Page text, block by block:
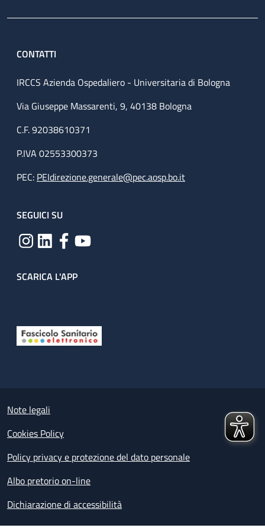
CONTATTI
IRCCS Azienda Ospedaliero - Universitaria di Bologna
Via Giuseppe Massarenti, 9, 40138 Bologna
C.F. 92038610371
P.IVA 02553300373
PEC: PEIdirezione.generale@pec.aosp.bo.it
SEGUICI SU
SCARICA L'APP
Small prints
Note legali
Cookies Policy
Policy privacy e protezione del dato personale
Albo pretorio on-line
Dichiarazione di accessibilità